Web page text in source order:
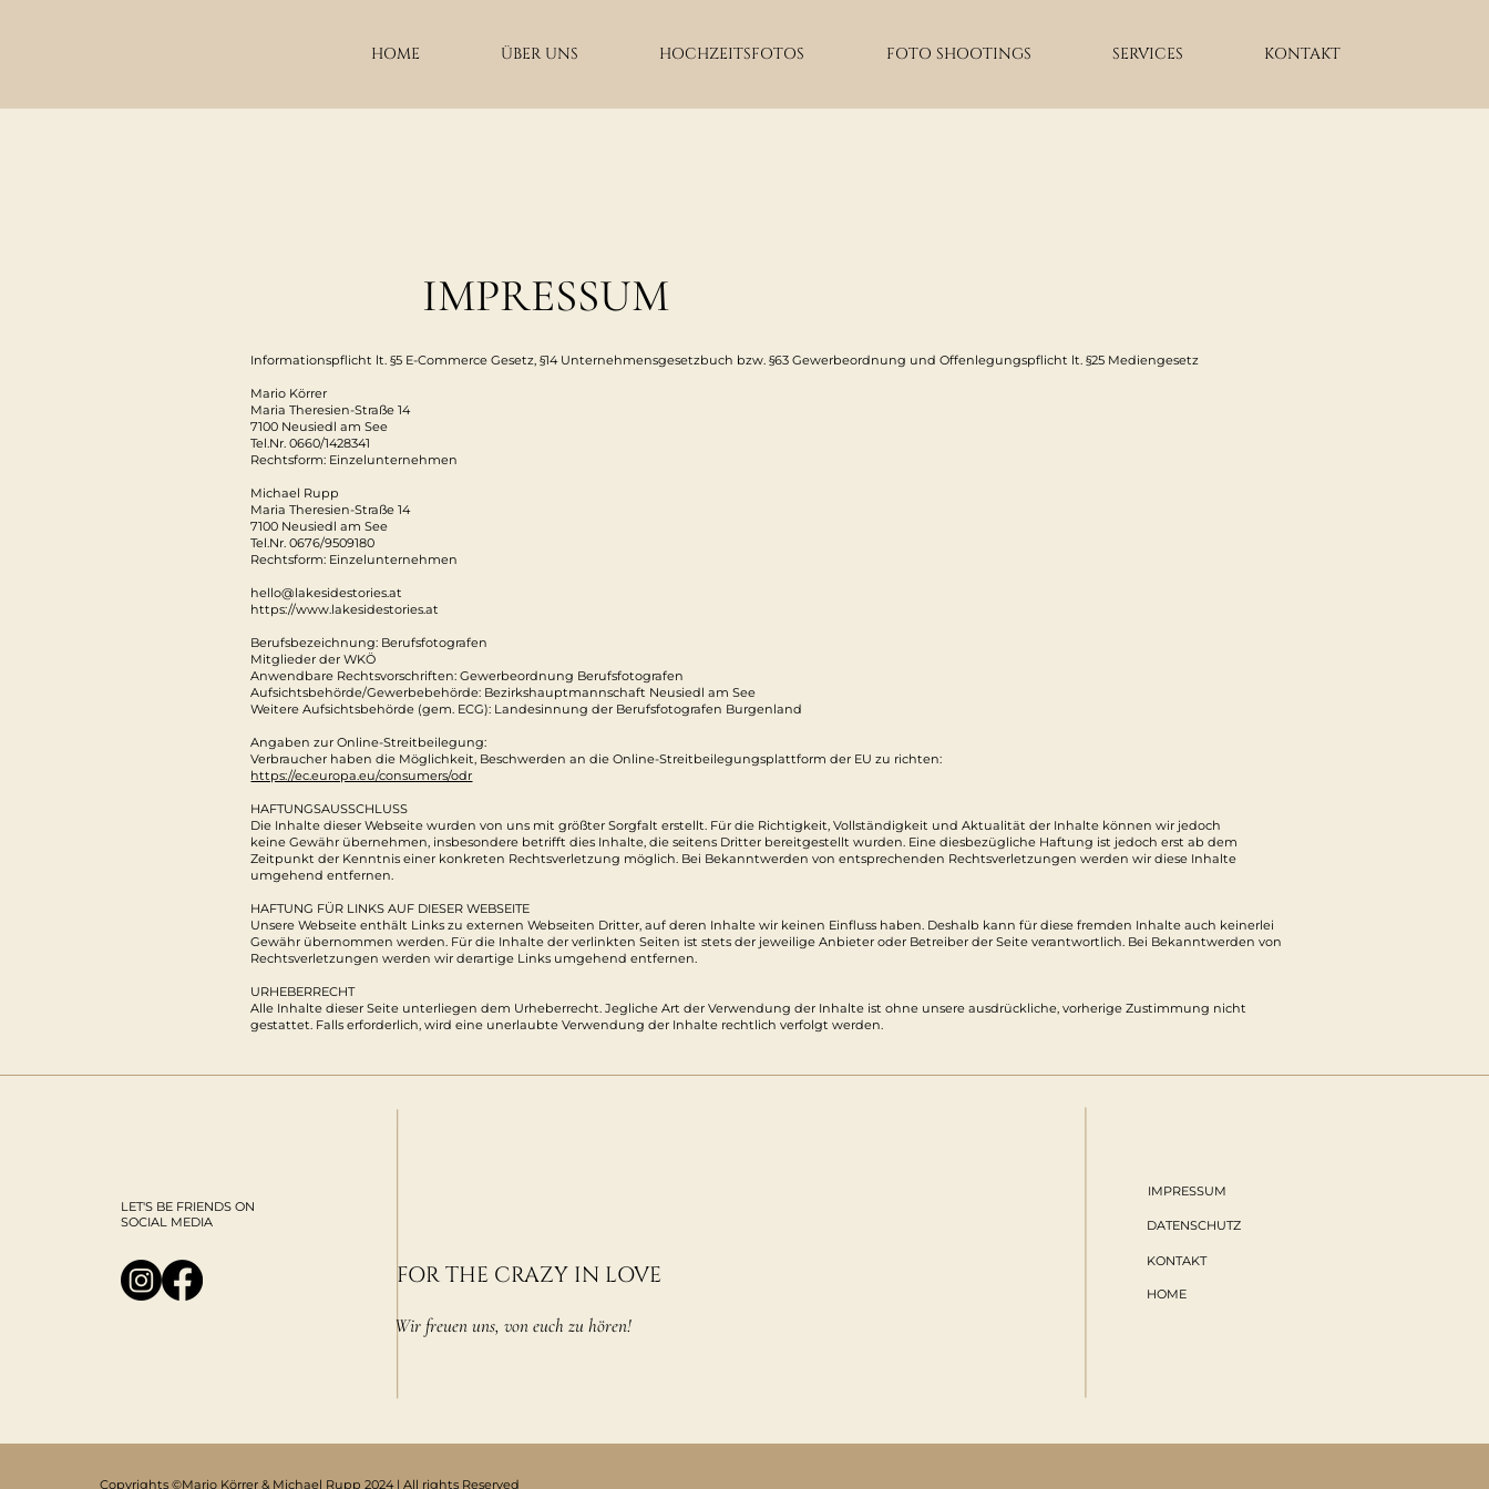
HOME ÜBER UNS HOCHZEITSFOTOS FOTO SHOOTINGS SERVICES KONTAKT
IMPRESSUM
Informationspflicht lt. §5 E-Commerce Gesetz, §14 Unternehmensgesetzbuch bzw. §63 Gewerbeordnung und Offenlegungspflicht lt. §25 Mediengesetz
Mario Körrer
Maria Theresien-Straße 14
7100 Neusiedl am See
Tel.Nr. 0660/1428341
Rechtsform: Einzelunternehmen
Michael Rupp
Maria Theresien-Straße 14
7100 Neusiedl am See
Tel.Nr. 0676/9509180
Rechtsform: Einzelunternehmen
hello@lakesidestories.at
https://www.lakesidestories.at
Berufsbezeichnung: Berufsfotografen
Mitglieder der WKÖ
Anwendbare Rechtsvorschriften: Gewerbeordnung Berufsfotografen
Aufsichtsbehörde/Gewerbebehörde: Bezirkshauptmannschaft Neusiedl am See
Weitere Aufsichtsbehörde (gem. ECG): Landesinnung der Berufsfotografen Burgenland
Angaben zur Online-Streitbeilegung:
Verbraucher haben die Möglichkeit, Beschwerden an die Online-Streitbeilegungsplattform der EU zu richten:
https://ec.europa.eu/consumers/odr
HAFTUNGSAUSSCHLUSS
Die Inhalte dieser Webseite wurden von uns mit größter Sorgfalt erstellt. Für die Richtigkeit, Vollständigkeit und Aktualität der Inhalte können wir jedoch
keine Gewähr übernehmen, insbesondere betrifft dies Inhalte, die seitens Dritter bereitgestellt wurden. Eine diesbezügliche Haftung ist jedoch erst ab dem
Zeitpunkt der Kenntnis einer konkreten Rechtsverletzung möglich. Bei Bekanntwerden von entsprechenden Rechtsverletzungen werden wir diese Inhalte
umgehend entfernen.
HAFTUNG FÜR LINKS AUF DIESER WEBSEITE
Unsere Webseite enthält Links zu externen Webseiten Dritter, auf deren Inhalte wir keinen Einfluss haben. Deshalb kann für diese fremden Inhalte auch keinerlei
Gewähr übernommen werden. Für die Inhalte der verlinkten Seiten ist stets der jeweilige Anbieter oder Betreiber der Seite verantwortlich. Bei Bekanntwerden von
Rechtsverletzungen werden wir derartige Links umgehend entfernen.
URHEBERRECHT
Alle Inhalte dieser Seite unterliegen dem Urheberrecht. Jegliche Art der Verwendung der Inhalte ist ohne unsere ausdrückliche, vorherige Zustimmung nicht
gestattet. Falls erforderlich, wird eine unerlaubte Verwendung der Inhalte rechtlich verfolgt werden.
HOME
DATENSCHUTZ
KONTAKT
IMPRESSUM
LET'S BE FRIENDS ON
SOCIAL MEDIA
Wir freuen uns, von euch zu hören!
FOR THE CRAZY IN LOVE
Copyrights ©Mario Körrer & Michael Rupp 2024 | All rights Reserved